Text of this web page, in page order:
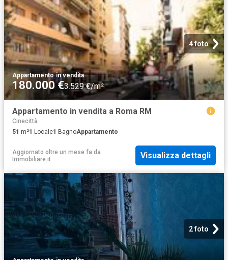
4 foto
Appartamento·in vendita
180.000 €3.529 €/m²
Appartamento in vendita a Roma RM
Cinecittà
51 m²1 Locale1 BagnoAppartamento
Aggiornato oltre un mese fa da
Immobiliare.it
Visualizza dettagli
2 foto